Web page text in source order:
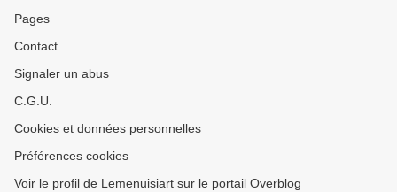
Pages
Contact
Signaler un abus
C.G.U.
Cookies et données personnelles
Préférences cookies
Voir le profil de Lemenuisiart sur le portail Overblog